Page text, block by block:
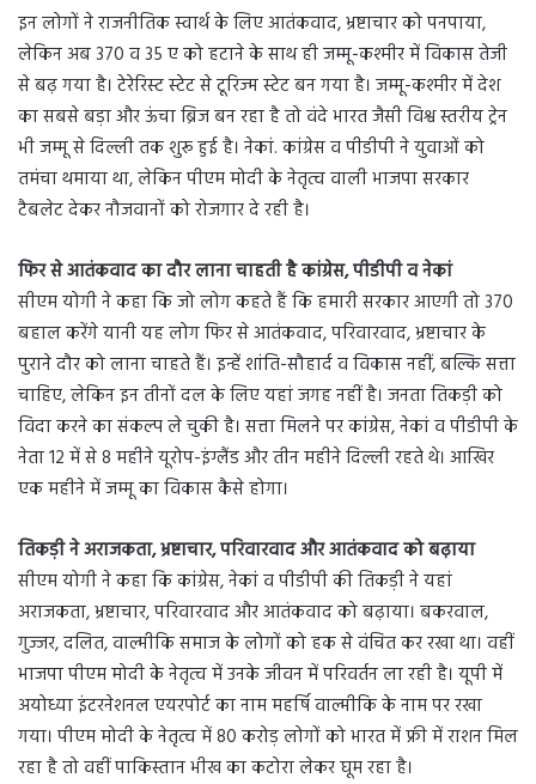
इन लोगों ने राजनीतिक स्वार्थ के लिए आतंकवाद, भ्रष्टाचार को पनपाया,
लेकिन अब 370 व 35 ए को हटाने के साथ ही जम्मू-कश्मीर में विकास तेजी
से बढ़ गया है। टेरेरिस्ट स्टेट से टूरिज्म स्टेट बन गया है। जम्मू-कश्मीर में देश
का सबसे बड़ा और ऊंचा ब्रिज बन रहा है तो वंदे भारत जैसी विश्व स्तरीय ट्रेन
भी जम्मू से दिल्ली तक शुरू हुई है। नेकां. कांग्रेस व पीडीपी ने युवाओं को
तमंचा थमाया था, लेकिन पीएम मोदी के नेतृत्व वाली भाजपा सरकार
टैबलेट देकर नौजवानों को रोजगार दे रही है।
फिर से आतंकवाद का दौर लाना चाहती है कांग्रेस, पीडीपी व नेकां
सीएम योगी ने कहा कि जो लोग कहते हैं कि हमारी सरकार आएगी तो 370
बहाल करेंगे यानी यह लोग फिर से आतंकवाद, परिवारवाद, भ्रष्टाचार के
पुराने दौर को लाना चाहते हैं। इन्हें शांति-सौहार्द व विकास नहीं, बल्कि सत्ता
चाहिए, लेकिन इन तीनों दल के लिए यहां जगह नहीं है। जनता तिकड़ी को
विदा करने का संकल्प ले चुकी है। सत्ता मिलने पर कांग्रेस, नेकां व पीडीपी के
नेता 12 में से 8 महीने यूरोप-इंग्लैंड और तीन महीने दिल्ली रहते थे। आखिर
एक महीने में जम्मू का विकास कैसे होगा।
तिकड़ी ने अराजकता, भ्रष्टाचार, परिवारवाद और आतंकवाद को बढ़ाया
सीएम योगी ने कहा कि कांग्रेस, नेकां व पीडीपी की तिकड़ी ने यहां
अराजकता, भ्रष्टाचार, परिवारवाद और आतंकवाद को बढ़ाया। बकरवाल,
गुज्जर, दलित, वाल्मीकि समाज के लोगों को हक से वंचित कर रखा था। वहीं
भाजपा पीएम मोदी के नेतृत्व में उनके जीवन में परिवर्तन ला रही है। यूपी में
अयोध्या इंटरनेशनल एयरपोर्ट का नाम महर्षि वाल्मीकि के नाम पर रखा
गया। पीएम मोदी के नेतृत्व में 80 करोड़ लोगों को भारत में फ्री में राशन मिल
रहा है तो वहीं पाकिस्तान भीख का कटोरा लेकर घूम रहा है।